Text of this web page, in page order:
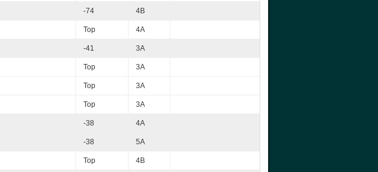
-74 4B
Top 4A
-41 3A
Top 3A
Top 3A
Top 3A
-38 4A
-38 5A
Top 4B